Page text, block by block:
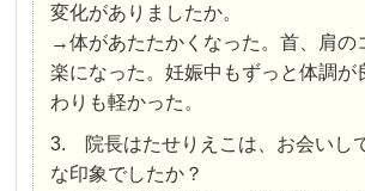
変化がありましたか。
→体があたたかくなった。首、肩の
楽になった。妊娠中もずっと体調が
わりも軽かった。
3. 院長はたせりえこは、お会いし
な印象でしたか？